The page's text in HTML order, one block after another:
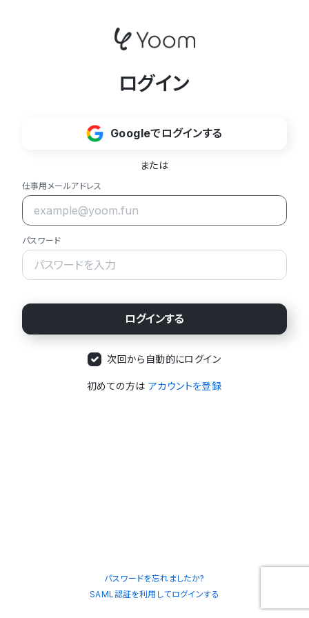
ログイン
Googleでログインする
または
仕事用メールアドレス
パスワード
次回から自動的にログイン
初めての方は アカウントを登録
パスワードを忘れましたか?
SAML認証を利用してログインする